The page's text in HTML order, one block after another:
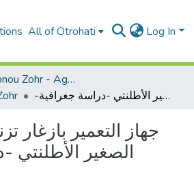
All of Otrohati Log In
Université Ibnou Zohr - Agadir
-جهاز التعمير بازغار تزنيت والأطلس الصغير الأطلنتي -دراسة جغرافية
الصغير الأطلنتي